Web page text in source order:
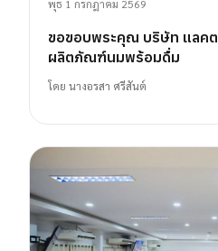
พุธ 1 กรกฎาคม 2569
ขอขอบพระคุณ บริษัท แลค
ผลิตภัณฑ์นมพร้อมดื่ม
โดย นางอรสา ศรีสันต์